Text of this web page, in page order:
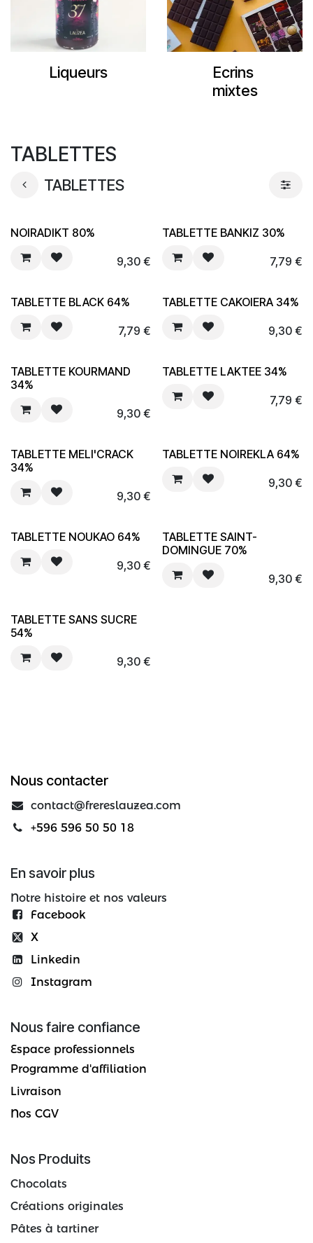
Liqueurs
Ecrins
mixtes
TABLETTES
TABLETTES
NOIRADIKT 80%
9,30€
TABLETTE BANKIZ 30%
7,79 €
TABLETTE BLACK 64%
7,79 €
TABLETTE CAKOIERA 34%
9,30€
TABLETTE KOURMAND
34%
9,30€
TABLETTE LAKTEE 34%
7,79 €
TABLETTE MELI'CRACK
34%
9,30€
TABLETTE NOIREKLA 64%
9,30€
TABLETTE NOUKAO 64%
9,30€
TABLETTE SAINT-
DOMINGUE 70%
9,30€
TABLETTE SANS SUCRE
54%
9,30€
Nous contacter
contact@frereslauzea.com
+596 596 50 50 18
En savoir plus
Notre histoire et nos valeurs
Facebook
X
Linkedin
Instagram
Nous faire confiance
Espace professionnels
Programme d'affiliation
Livraison
Nos CGV
Nos Produits
Chocolats
Créations originales
Pâtes à tartiner